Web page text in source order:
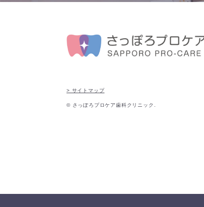
> サイトマップ
© さっぽろプロケア歯科クリニック.